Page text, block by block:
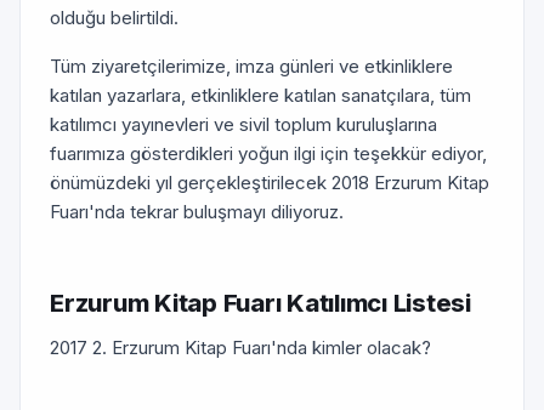
olduğu belirtildi.
Tüm ziyaretçilerimize, imza günleri ve etkinliklere
katılan yazarlara, etkinliklere katılan sanatçılara, tüm
katılımcı yayınevleri ve sivil toplum kuruluşlarına
fuarımıza gösterdikleri yoğun ilgi için teşekkür ediyor,
önümüzdeki yıl gerçekleştirilecek 2018 Erzurum Kitap
Fuarı'nda tekrar buluşmayı diliyoruz.
Erzurum Kitap Fuarı Katılımcı Listesi
2017 2. Erzurum Kitap Fuarı'nda kimler olacak?